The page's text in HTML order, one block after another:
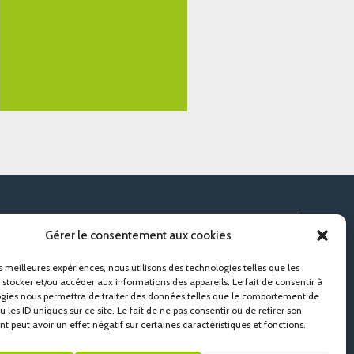
Gérer le consentement aux cookies
meilleures expériences, nous utilisons des technologies telles que les
stocker et/ou accéder aux informations des appareils. Le fait de consentir à
nous permettra de traiter des données telles que le comportement de
les ID uniques sur ce site. Le fait de ne pas consentir ou de retirer son
peut avoir un effet négatif sur certaines caractéristiques et fonctions.
02 97 37 77 86 contact@eveno-isolation.com